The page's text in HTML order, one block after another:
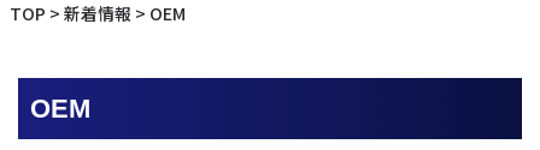
TOP 新着情報 OEM
OEM